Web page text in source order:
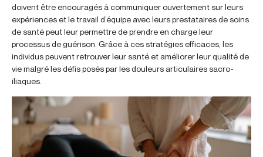
doivent être encouragés à communiquer ouvertement sur leurs
expériences et le travail d’équipe avec leurs prestataires de soins
de santé peut leur permettre de prendre en charge leur
processus de guérison. Grâce à ces stratégies efficaces, les
individus peuvent retrouver leur santé et améliorer leur qualité de
vie malgré les défis posés par les douleurs articulaires sacro-
iliaques.